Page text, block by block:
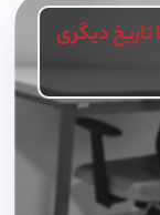
دیگری